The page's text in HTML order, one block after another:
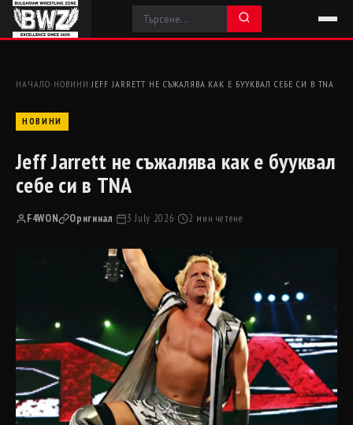
НАЧАЛО› НОВИНИ ›JEFF JARRETT НЕ СЪЖАЛЯВА КАК Е БУУКВАЛ СЕБЕ СИ В TNA
НОВИНИ
Jeff Jarrett не съжалява как е бууквал
себе си в TNA
F4WON Оригинал· 3 July 2026· 2 мин четене